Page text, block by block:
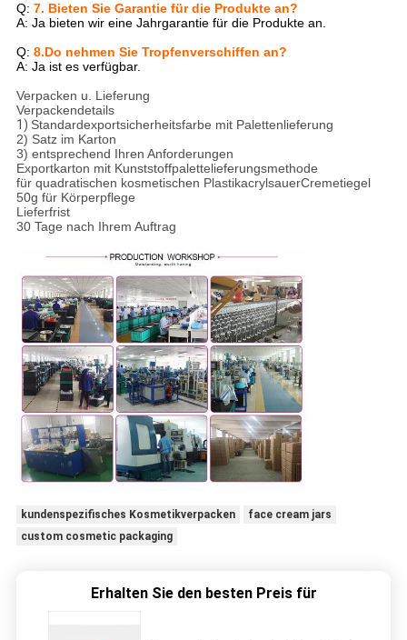
Q: 7. Bieten Sie Garantie für die Produkte an?
A: Ja bieten wir eine Jahrgarantie für die Produkte an.
Q: 8.Do nehmen Sie Tropfenverschiffen an?
A: Ja ist es verfügbar.
Verpacken u. Lieferung
Verpackendetails
1) Standardexportsicherheitsfarbe mit Palettenlieferung
2) Satz im Karton
3) entsprechend Ihren Anforderungen
Exportkarton mit Kunststoffpalettelieferungsmethode
für quadratischen kosmetischen PlastikacrylsauerCremetiegel
50g für Körperpflege
Lieferfrist
30 Tage nach Ihrem Auftrag
kundenspezifisches Kosmetikverpacken
face cream jars
custom cosmetic packaging
Erhalten Sie den besten Preis für